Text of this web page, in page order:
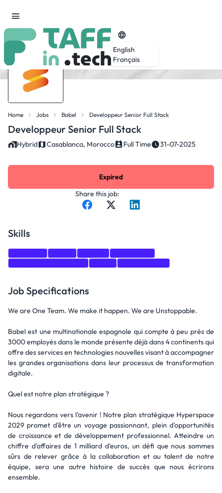
English
Français
Home Jobs Babel Developpeur Senior Full Stack
Developpeur Senior Full Stack
Hybrid Casablanca, Morocco Full Time 31-07-2025
Share this job:
Expired
Skills
Job Specifications
We are One Team. We make it happen. We are Unstoppable.
Babel est une multinationale espagnole qui compte à peu près de
3000 employés dans le monde présente déjà dans 4 continents qui
offre des services en technologies nouvelles visant à accompagner
les grandes organisations dans leur processus de transformation
digitale.
Quel est notre plan stratégique ?
Nous regardons vers l'avenir ! Notre plan stratégique Hyperspace
2029 promet d'être un voyage passionnant, plein d'opportunités
de croissance et de développement professionnel. Atteindre un
chiffre d'affaires de 1 milliard d'euros, un défi que nous sommes
sûrs de relever grâce à la collaboration et au talent de notre
équipe, sera une autre histoire de succès que nous écrirons
ensemble.